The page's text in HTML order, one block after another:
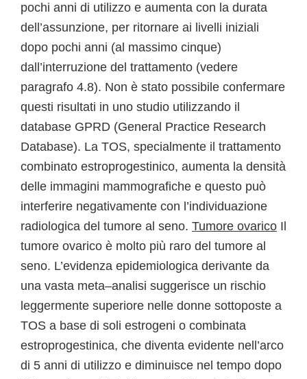
pochi anni di utilizzo e aumenta con la durata
dell’assunzione, per ritornare ai livelli iniziali
dopo pochi anni (al massimo cinque)
dall’interruzione del trattamento (vedere
paragrafo 4.8). Non è stato possibile confermare
questi risultati in uno studio utilizzando il
database GPRD (General Practice Research
Database). La TOS, specialmente il trattamento
combinato estroprogestinico, aumenta la densità
delle immagini mammografiche e questo può
interferire negativamente con l’individuazione
radiologica del tumore al seno. Tumore ovarico Il
tumore ovarico è molto più raro del tumore al
seno. L’evidenza epidemiologica derivante da
una vasta meta–analisi suggerisce un rischio
leggermente superiore nelle donne sottoposte a
TOS a base di soli estrogeni o combinata
estroprogestinica, che diventa evidente nell’arco
di 5 anni di utilizzo e diminuisce nel tempo dopo